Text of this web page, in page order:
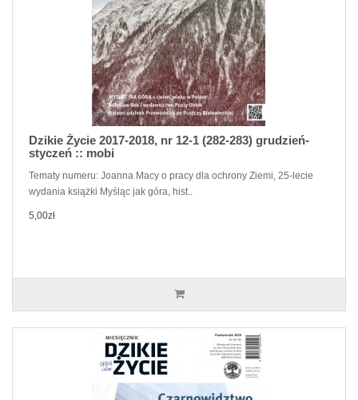
Dzikie Życie 2017-2018, nr 12-1 (282-283) grudzień-
styczeń :: mobi
Tematy numeru: Joanna Macy o pracy dla ochrony Ziemi, 25-lecie
wydania książki Myśląc jak góra, hist..
5,00zł